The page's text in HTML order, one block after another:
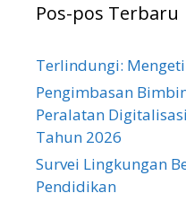
Pos-pos Terbaru
Terlindungi:
Pengimbasan
Peralatan
Tahun 2026
Survei Lingkungan
Pendidikan